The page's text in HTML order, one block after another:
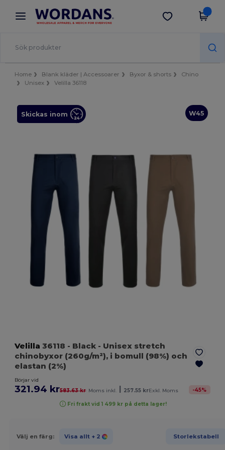
× Wordans-app
Bättre priser i appen!
Hämta app
Home Blank kläder | Accessoarer Byxor & shorts
Chino
Unisex
Velilla 36118
W45
Skickas inom
Velilla 36118 - Black - Unisex stretch
chinobyxor (260g/m²), i bomull (98%) och
elastan (2%)
Börjar vid
321.94 kr583.63 kr Moms inkl. 257.55 krExkl. Moms -45%
Fri frakt vid 1 499 kr på detta lager!
Välj en färg: Visa allt + 2 Storlekstabell